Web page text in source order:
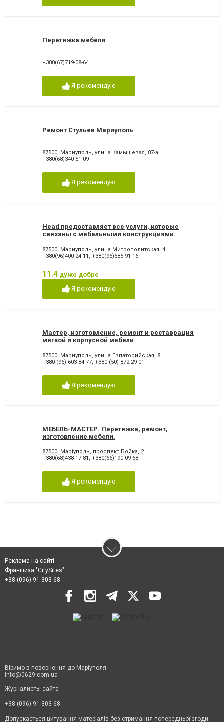
Перетяжка мебели
+380(67)719-08-64
Я рекомендую
Ремонт Стульев Мариуполь
87500, Мариуполь, улица Камышевая, 87-а
+380(68)340-51-09
Я рекомендую
Head предоставляет все услуги, которые
связаны с мебельными конструкциями.
87500, Мариуполь, улица Митрополитская, 4
+380(96)400-24-11 , +380(95)585-91-16
11.4 дуже добре
Я рекомендую
Мастер, изготовление, ремонт и реставрация
мягкой и корпусной мебели
87500, Мариуполь, улица Евпаторийская, 8
+380 (96) 603-84-77, +380 (50) 872-29-01
Я рекомендую
МЕБЕЛЬ-МАСТЕР. Перетяжка, ремонт,
изготовление мебели.
87500, Маріуполь, проспект Бойка, 2
+380(68)438-17-81 , +380(66)190-09-68
Я рекомендую
Реклама на сайті
Франшиза "CitySites"
+38 (096) 91 303 68
Віримо в повернення до Маріуполя
info@0629.com.ua
Журналисты сайта
+38 (096) 91 303 68
Допускається цитування матеріалів без отримання попередньої згоди